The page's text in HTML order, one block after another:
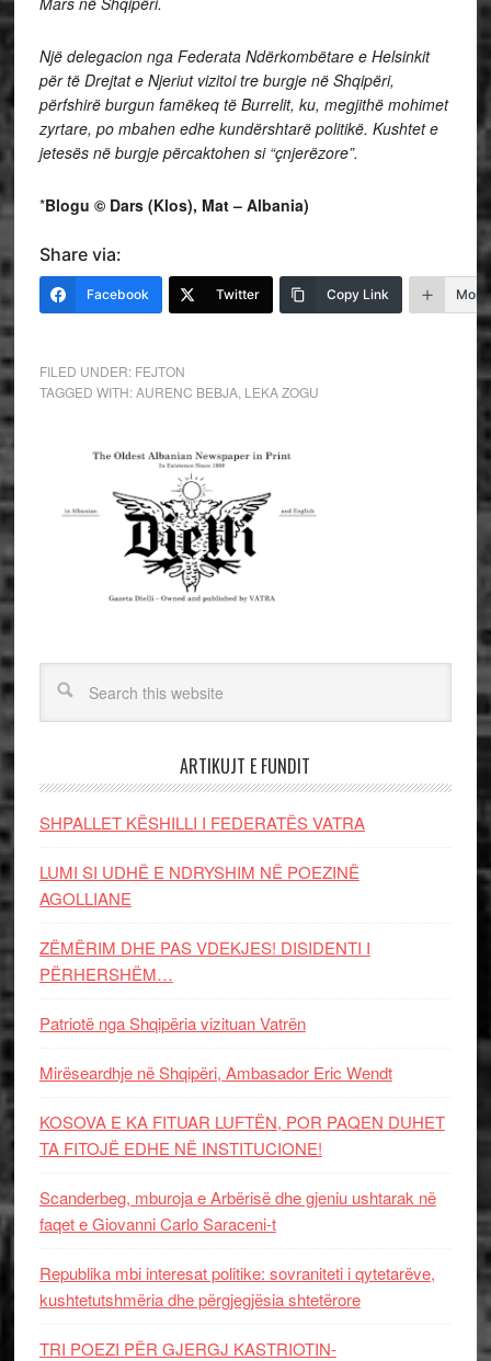
Një delegacion nga Federata Ndërkombëtare e Helsinkit
për të Drejtat e Njeriut vizitoi tre burgje në Shqipëri,
përfshirë burgun famëkeq të Burrelit, ku, megjithë mohimet
zyrtare, po mbahen edhe kundërshtarë politikë. Kushtet e
jetesës në burgje përcaktohen si “çnjerëzore”.
*Blogu © Dars (Klos), Mat – Albania)
Share via:
Facebook Twitter Copy Link More
FILED UNDER: FEJTON
TAGGED WITH:AURENC BEBJA, LEKA ZOGU
ARTIKUJT E FUNDIT
SHPALLET KËSHILLI I FEDERATËS VATRA
LUMI SI UDHË E NDRYSHIM NË POEZINË
AGOLLIANE
ZËMËRIM DHE PAS VDEKJES! DISIDENTI I
PËRHERSHËM…
Patriotë nga Shqipëria vizituan Vatrën
Mirëseardhje në Shqipëri, Ambasador Eric Wendt
KOSOVA E KA FITUAR LUFTËN, POR PAQEN DUHET
TA FITOJË EDHE NË INSTITUCIONE!
Scanderbeg, mburoja e Arbërisë dhe gjeniu ushtarak në
faqet e Giovanni Carlo Saraceni-t
Republika mbi interesat politike: sovraniteti i qytetarëve,
kushtetutshmëria dhe përgjegjësia shtetërore
TRI POEZI PËR GJERGJ KASTRIOTIN-